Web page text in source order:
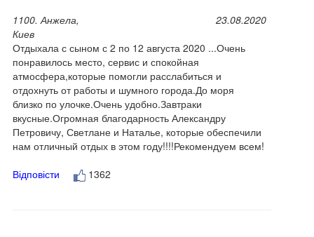
1100. Анжела,
Киев
23.08.2020
Отдыхала с сыном с 2 по 12 августа 2020 ...Очень
понравилось место, сервис и спокойная
атмосфера,которые помогли расслабиться и
отдохнуть от работы и шумного города.До моря
близко по улочке.Очень удобно.Завтраки
вкусные.Огромная благодарность Александру
Петровичу, Светлане и Наталье, которые обеспечили
нам отличный отдых в этом году!!!!Рекомендуем всем!
Відповісти
1362